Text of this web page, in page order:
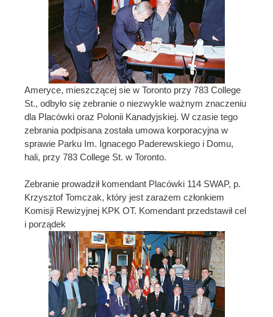
Ameryce, mieszczącej sie w Toronto przy 783 College
St., odbyło się zebranie o niezwykle ważnym znaczeniu
dla Placówki oraz Polonii Kanadyjskiej. W czasie tego
zebrania podpisana została umowa korporacyjna w
sprawie Parku Im. Ignacego Paderewskiego i Domu,
hali, przy 783 College St. w Toronto.
Zebranie prowadził komendant Placówki 114 SWAP, p.
Krzysztof Tomczak, który jest zarazem członkiem
Komisji Rewizyjnej KPK OT. Komendant przedstawił cel
i porządek